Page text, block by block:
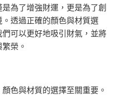
為了增強財運，更是為了創
透過正確的顏色與材質選
可以更好地吸引財氣，並將
榮。
色與材質的選擇至關重要。